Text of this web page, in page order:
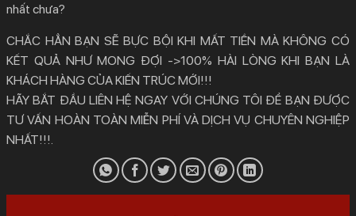
nhất chưa?
CHẮC HẲN BẠN SẼ BỰC BỘI KHI MẤT TIỀN MÀ KHÔNG CÓ
KẾT QUẢ NHƯ MONG ĐỢI ->100% HÀI LÒNG KHI BẠN LÀ
KHÁCH HÀNG CỦA KIẾN TRÚC MỚI!!!
HÃY BẮT ĐẦU LIÊN HỆ NGAY VỚI CHÚNG TÔI ĐỂ BẠN ĐƯỢC
TƯ VẤN HOÀN TOÀN MIỄN PHÍ VÀ DỊCH VỤ CHUYÊN NGHIỆP
NHẤT!!!.